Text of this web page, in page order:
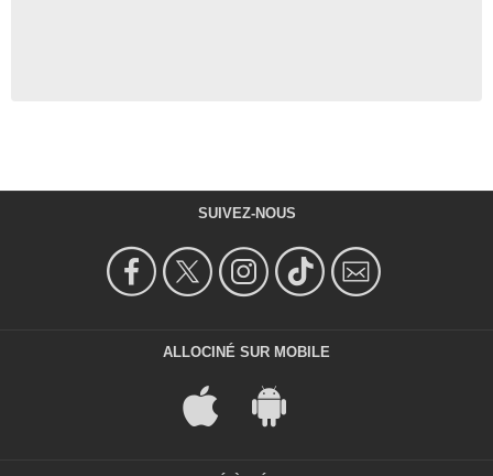
SUIVEZ-NOUS
ALLOCINÉ SUR MOBILE